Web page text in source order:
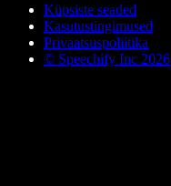
Küpsiste seaded
Kasutustingimused
Privaatsuspoliitika
© Speechify Inc 2026